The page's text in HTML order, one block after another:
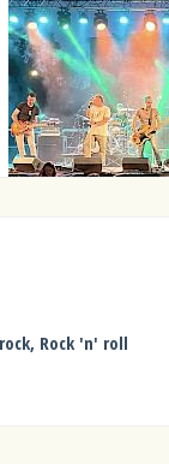
Rock 'n' roll